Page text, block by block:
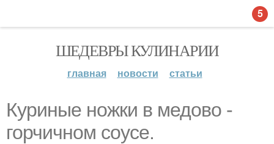
ШЕДЕВРЫ КУЛИНАРИИ
главная новости статьи
Куриные ножки в медово -
горчичном соусе.
5